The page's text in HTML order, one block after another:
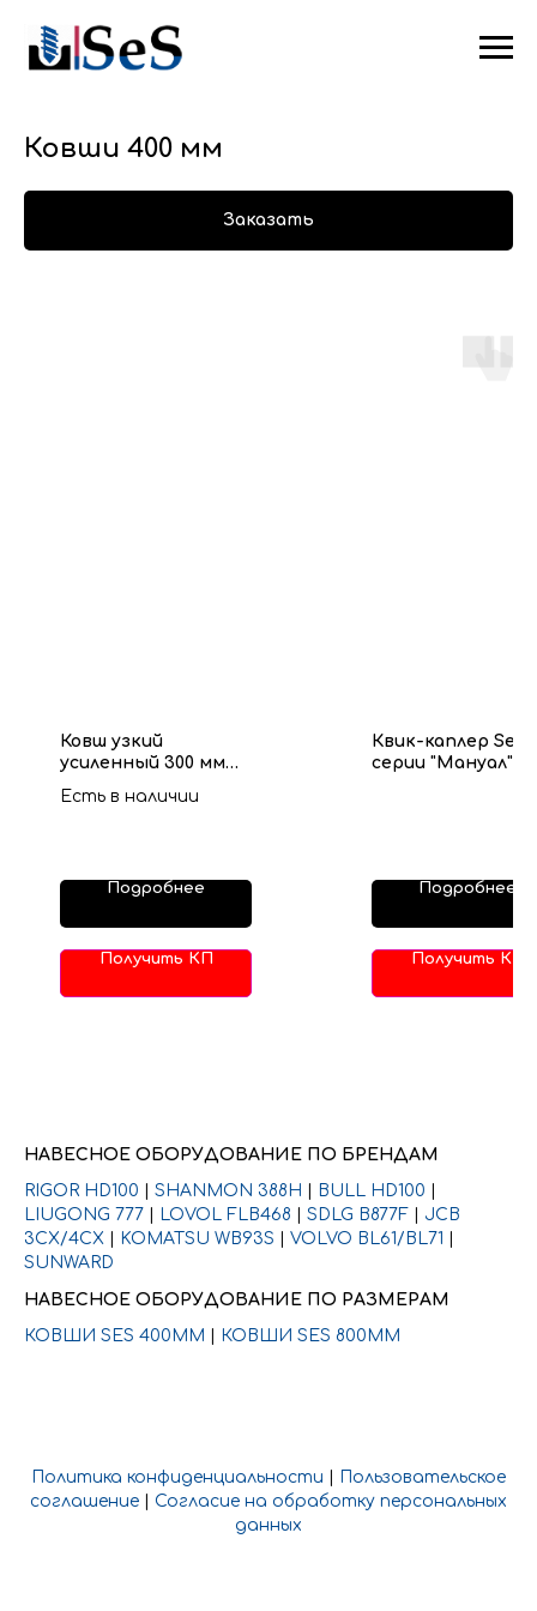
Ковши 400 мм
Заказать
Ковш узкий
усиленный 300 мм
SES серия Манул
Есть в наличии
Подробнее
Получить КП
Квик-каплер SeS
серии "Мануал"
Подробнее
Получить КП
НАВЕСНОЕ ОБОРУДОВАНИЕ ПО БРЕНДАМ
RIGOR HD100
SHANMON 388H BULL HD100
LIUGONG 777
LOVOL FLB468 SDLG B877F
JCB
3CX/4CX
KOMATSU WB93S VOLVO BL61/BL71
SUNWARD
НАВЕСНОЕ ОБОРУДОВАНИЕ ПО РАЗМЕРАМ
КОВШИ SES 400ММ
КОВШИ SES 800ММ
Политика конфиденциальности
Пользовательское
соглашение
Согласие на обработку персональных
данных